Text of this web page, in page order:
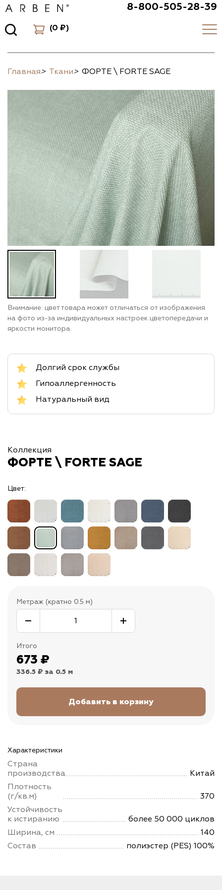
8-800-505-28-39
(0 ₽)
Главная> Ткани> ФОРТЕ \ FORTE SAGE
Внимание: цвет товара может отличаться от изображения
на фото из-за индивидуальных настроек цветопередачи и
яркости монитора.
Долгий срок службы
Гипоаллергенность
Натуральный вид
Коллекция
ФОРТЕ \ FORTE SAGE
Цвет:
Метраж (кратно 0.5 м)
Итого
673 ₽
336.5 ₽ за 0.5 м
Характеристики
Страна
производства
Китай
Плотность
(г/кв.м)
370
Устойчивость
к истиранию
более 50 000 циклов
Ширина, см
140
Состав
полиэстер (PES) 100%